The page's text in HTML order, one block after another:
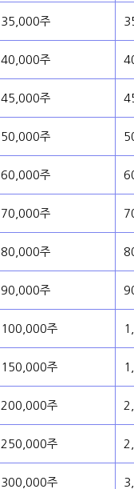
35,000주
40,000주
45,000주
50,000주
60,000주
70,000주
80,000주
90,000주
100,000주
150,000주
200,000주
250,000주
300,000주